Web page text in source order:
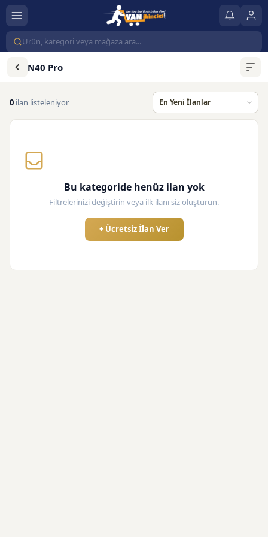
N40 Pro
0 ilan listeleniyor
Bu kategoride henüz ilan yok
Filtrelerinizi değiştirin veya ilk ilanı siz oluşturun.
+ Ücretsiz İlan Ver